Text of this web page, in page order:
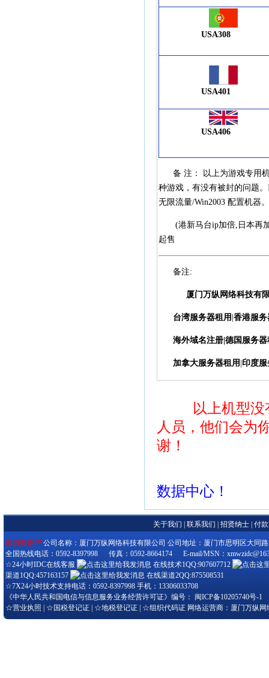
USA308
USA401
USA406
备 注： 以上为游戏专用
种游戏，有没有被封的问题
无限流量/Win2003 配置机器
(港新马台ip加倍,日本再
起售
备注:
厦门万纵网络科技有
台湾服务器租用 香港服
海外域名注册 德国服务器
加拿大服务器租用 印度
以上机型
人员，他们会为
谢！
数据中心！
关于我们 联系我们 招贤纳士 付
海西数据™ 公司名称：厦门万纵网络科技有限公司 公司地址：厦门市思明区大同路
全国热线电话：0592-8397998 传真：0592-8664174 E-mail/MSN：
☆24小时IDC在线客服
在线技术1QQ:907607712
渠道1QQ:457163157
在线渠道2QQ:875508531
☆7X24小时技术支持电话：0592-8397998 手机：13306033708
《中华人民共和国电信与信息服务业务经营许可证》编号： 闽ICP备10205740号-1
☆营业执照 | ☆ 国税登记证 | ☆地税登记证 | ☆组织代码证 网络运营商：厦门万纵